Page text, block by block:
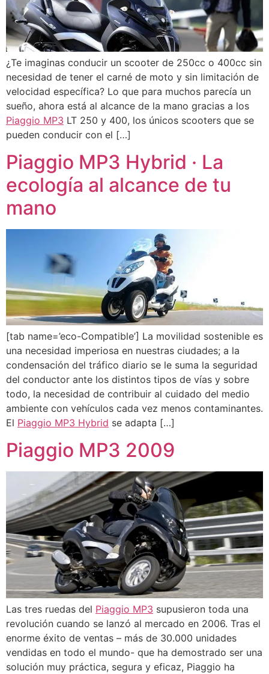
¿Te imaginas conducir un scooter de 250cc o 400cc sin
necesidad de tener el carné de moto y sin limitación de
velocidad específica? Lo que para muchos parecía un
sueño, ahora está al alcance de la mano gracias a los
Piaggio MP3 LT 250 y 400, los únicos scooters que se
pueden conducir con el […]
Piaggio MP3 Hybrid · La
ecología al alcance de tu
mano
[tab name=’eco-Compatible’] La movilidad sostenible es
una necesidad imperiosa en nuestras ciudades; a la
condensación del tráfico diario se le suma la seguridad
del conductor ante los distintos tipos de vías y sobre
todo, la necesidad de contribuir al cuidado del medio
ambiente con vehículos cada vez menos contaminantes.
El Piaggio MP3 Hybrid se adapta […]
Piaggio MP3 2009
Las tres ruedas del Piaggio MP3 supusieron toda una
revolución cuando se lanzó al mercado en 2006. Tras el
enorme éxito de ventas – más de 30.000 unidades
vendidas en todo el mundo- que ha demostrado ser una
solución muy práctica, segura y eficaz, Piaggio ha